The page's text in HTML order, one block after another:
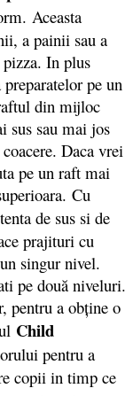
Aceasta
a painii sau a
In plus
pe un
din mijloc
sus sau mai jos
Daca vrei
pe un raft mai
Cu
de sus si de
prajituri cu
singur nivel.
pe două niveluri.
pentru a obţine o
Child
pentru a
copii in timp ce